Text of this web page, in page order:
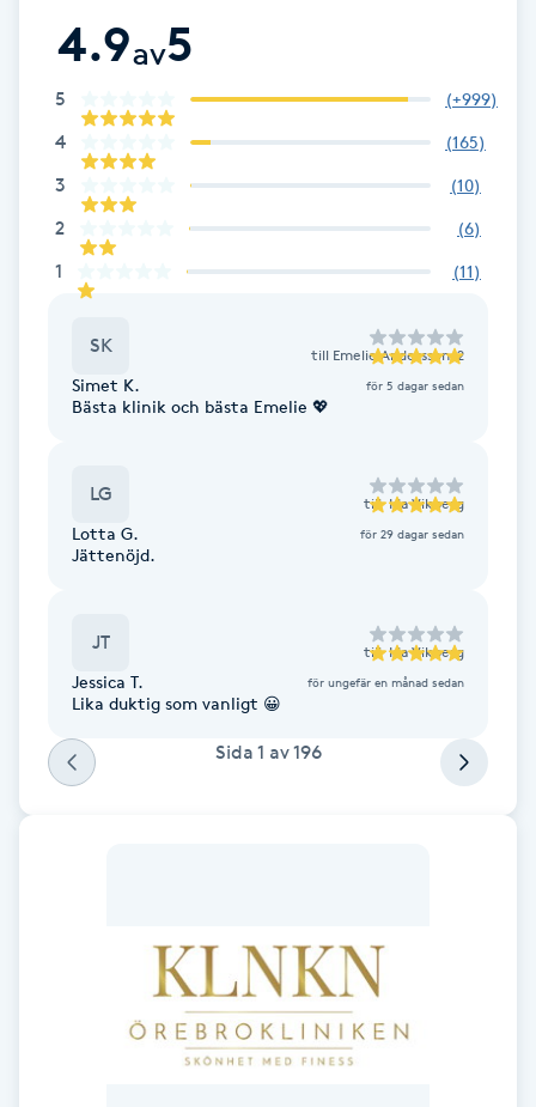
Hatha Yoga
Headspa
Healing
Herrklippning
Hollywood Peel
Huduppstramning
Hudvård
Hyaluronsyra
Hårbottenbehandling
4.9av5
5 (+999)
4 (165)
3 (10)
2 (6)
1 (11)
SK till Emelie Andersson_2
Simet K. för 5 dagar sedan
Bästa klinik och bästa Emelie 💖
LG till Ida Vikberg
Lotta G. för 29 dagar sedan
Jättenöjd.
JT till Ida Vikberg
Jessica T. för ungefär en månad sedan
Lika duktig som vanligt 😀
Sida 1 av196